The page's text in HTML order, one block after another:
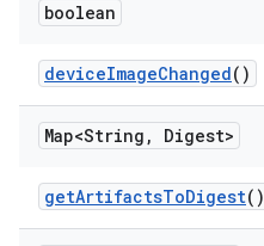
boolean
deviceImageChanged()
Map<String , Digest>
getArtifactsToDigest()